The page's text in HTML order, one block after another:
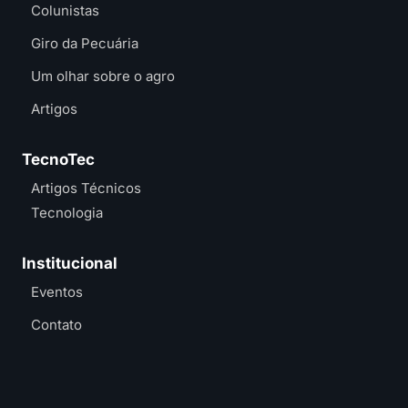
Colunistas
Giro da Pecuária
Um olhar sobre o agro
Artigos
TecnoTec
Artigos Técnicos
Tecnologia
Institucional
Eventos
Contato